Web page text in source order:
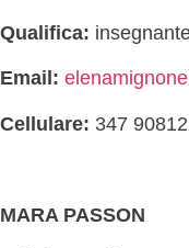
Qualifica:
Email:
Cellulare: 347
MARA PASSON